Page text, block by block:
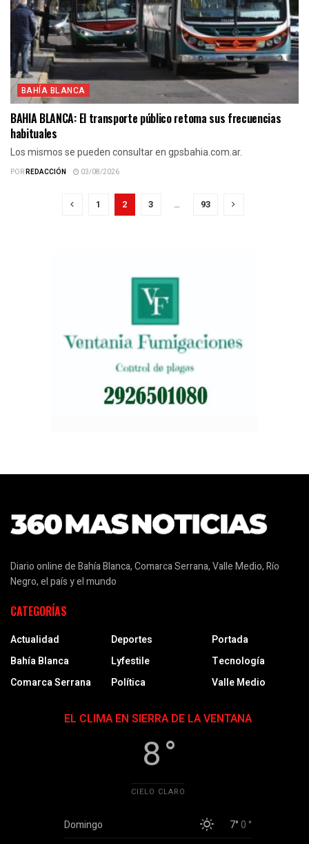
BAHÍA BLANCA
BAHIA BLANCA: El transporte público retoma sus frecuencias
habituales
Los mismos se pueden consultar en gpsbahia.com.ar.
PORREDACCIÓN 03/08/2026
1 2 3 … 93
Diario online de Bahía Blanca, Comarca Serrana, Valle Medio, Río
Negro, el país y el mundo
CATEGORÍAS
Actualidad
Bahía Blanca
Comarca Serrana
Deportes
Lyfestile
Política
Portada
Tecnología
Valle Medio
EL CLIMA EN SIERRA DE LA VENTANA
8 °
CIELO CLARO
Domingo 7°0 °